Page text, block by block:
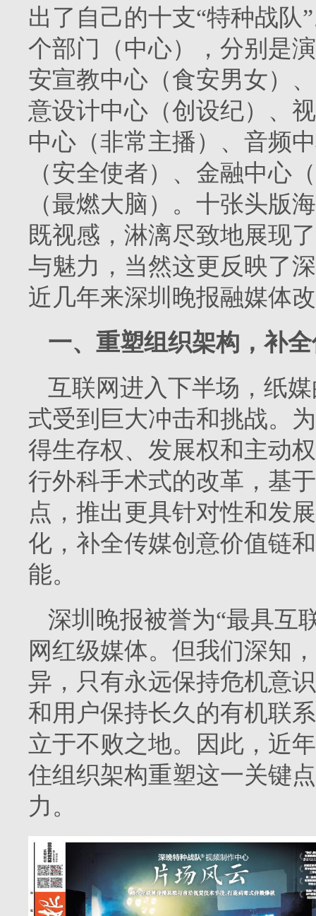
出了自己的十支“特种战队
个部门（中心），分别是
安宣教中心（食安男女）
意设计中心（创设纪）、
中心（非常主播）、音频
（安全使者）、金融中心
（最燃大脑）。十张头版
既视感，淋漓尽致地展现
与魅力，当然这更反映了
近几年来深圳晚报融媒体
一、重塑组织架构，补
互联网进入下半场，纸
式受到巨大冲击和挑战。
得生存权、发展权和主动
行外科手术式的改革，基
点，推出更具针对性和发
化，补全传媒创意价值链
能。
深圳晚报被誉为“最具互
网红级媒体。但我们深知
异，只有永远保持危机意
和用户保持长久的有机联
立于不败之地。因此，近
住组织架构重塑这一关键
力。